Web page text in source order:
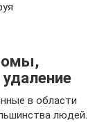
в области
людей.